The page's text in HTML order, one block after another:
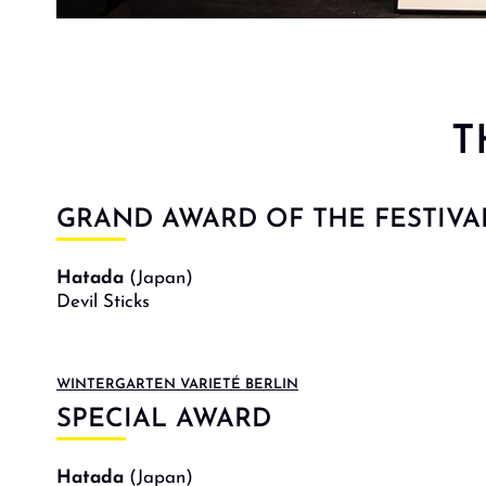
GRAND AWARD OF THE
Hatada (Japan)
Devil Sticks
WINTERGARTEN VARIETÉ BERLIN
SPECIAL AWARD
Hatada (Japan)